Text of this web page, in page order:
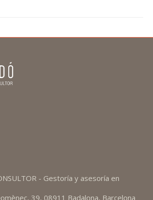
- Gestoría y asesoría en
39, 08911 Badalona, Barcelona